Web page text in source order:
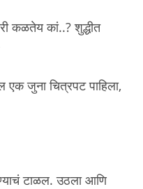
कळतेय कां..? शुद्धीत
एक जुना चित्रपट पाहिला,
टाळल. उठला आणि